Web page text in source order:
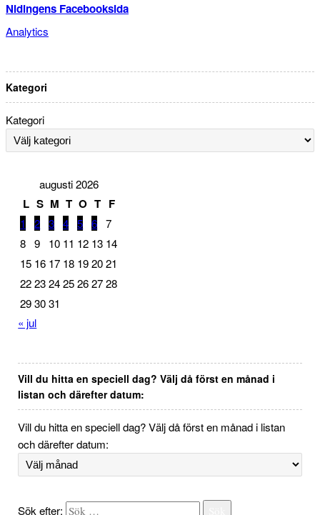
Nidingens Facebooksida
Analytics
Kategori
Kategori
augusti 2026
L S M T O T F
1 2 3 4 5 6 7
8 9 10 11 12 13 14
15 16 17 18 19 20 21
22 23 24 25 26 27 28
29 30 31
« jul
Vill du hitta en speciell dag? Välj då först en månad i
listan och därefter datum:
Vill du hitta en speciell dag? Välj då först en månad i listan
och därefter datum:
Sök efter: